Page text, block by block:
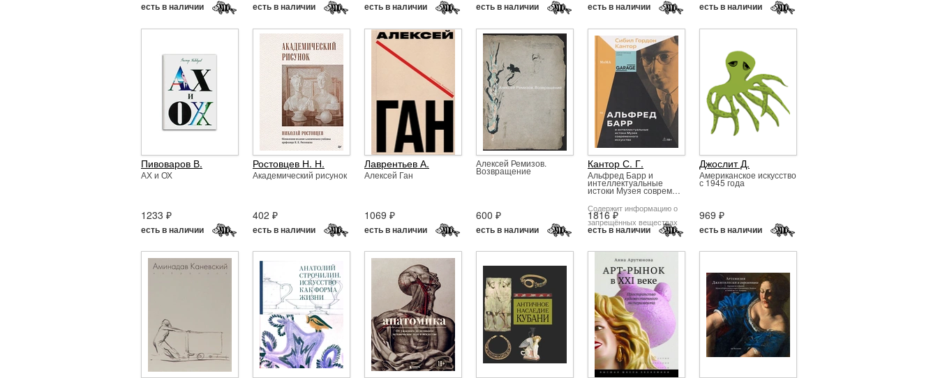
есть в наличии есть в наличии есть в наличии есть в наличии есть в наличии есть в наличии
Пивоваров В.
АХ и ОХ
1233 ₽
есть в наличии
Ростовцев Н. Н.
Академический рисунок
402 ₽
есть в наличии
Лаврентьев А.
Алексей Ган
1069 ₽
есть в наличии
Алексей Ремизов.
Возвращение
600 ₽
есть в наличии
Кантор С. Г.
Альфред Барр и
интеллектуальные
истоки Музея соврем…
Содержит информацию о
запрещённых веществах
1816 ₽
есть в наличии
Джослит Д.
Американское искусство
с 1945 года
969 ₽
есть в наличии